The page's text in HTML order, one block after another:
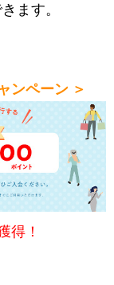
ます。
ンペーン ＞
得！